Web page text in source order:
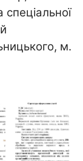
спеціальної
м.